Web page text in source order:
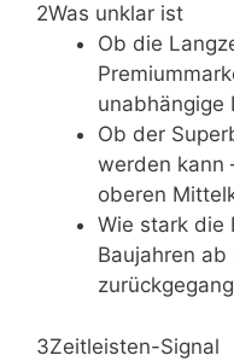
2Was unklar ist
Ob die
unabhängige
Ob der
werden kann
oberen
Wie stark die
Baujahren
3Zeitleisten-Signal